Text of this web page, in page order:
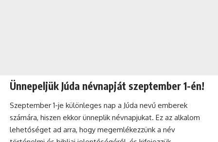
Ünnepeljük Júda névnapját szeptember 1-én!
Szeptember 1-je különleges nap a Júda nevű emberek
számára, hiszen ekkor ünneplik névnapjukat. Ez az alkalom
lehetőséget ad arra, hogy megemlékezzünk a név